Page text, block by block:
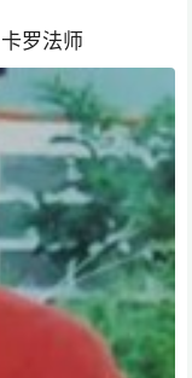
罗法师